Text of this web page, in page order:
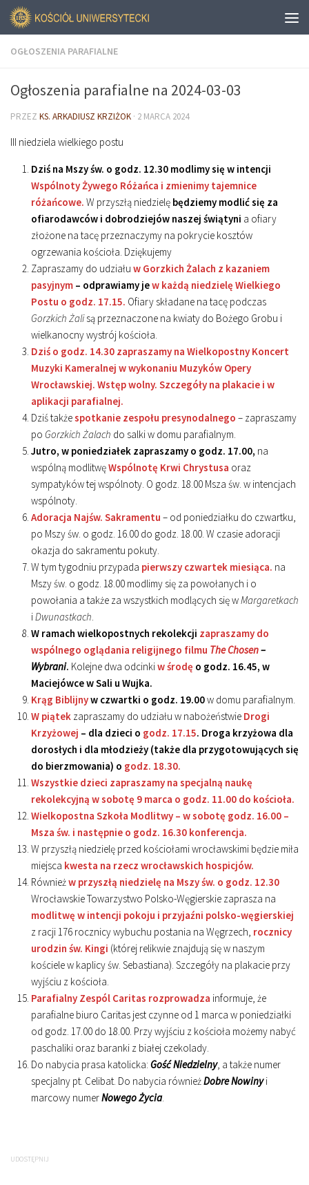
OGŁOSZENIA PARAFIALNE
Ogłoszenia parafialne na 2024-03-03
PRZEZ KS. ARKADIUSZ KRZIŻOK · 2 MARCA 2024
III niedziela wielkiego postu
Dziś na Mszy św. o godz. 12.30 modlimy się w intencji
Wspólnoty Żywego Różańca i zmienimy tajemnice
różańcowe. W przyszłą niedzielę będziemy modlić się za
ofiarodawców i dobrodziejów naszej świątyni a ofiary
złożone na tacę przeznaczymy na pokrycie kosztów
ogrzewania kościoła. Dziękujemy
Zapraszamy do udziału w Gorzkich Żalach z kazaniem
pasyjnym – odprawiamy jew każdą niedzielę Wielkiego
Postu o godz. 17.15. Ofiary składane na tacę podczas
Gorzkich Żalisą przeznaczone na kwiaty do Bożego Grobu i
wielkanocny wystrój kościoła.
Dziś o godz. 14.30 zapraszamy na Wielkopostny Koncert
Muzyki Kameralnej w wykonaniu Muzyków Opery
Wrocławskiej. Wstęp wolny. Szczegóły na plakacie i w
aplikacji parafialnej.
Dziś takżespotkanie zespołu presynodalnego – zapraszamy
po Gorzkich Żalach do salki w domu parafialnym.
Jutro, w poniedziałek zapraszamy o godz. 17.00, na
wspólną modlitwęWspólnotę Krwi Chrystusa oraz
sympatyków tej wspólnoty. O godz. 18.00 Msza św. w intencjach
wspólnoty.
Adoracja Najśw. Sakramentu – od poniedziałku do czwartku,
po Mszy św. o godz. 16.00 do godz. 18.00. W czasie adoracji
okazja do sakramentu pokuty.
W tym tygodniu przypada pierwszy czwartek miesiąca. na
Mszy św. o godz. 18.00 modlimy się za powołanych i o
powołania a także za wszystkich modlących się wMargaretkach
iDwunastkach.
W ramach wielkopostnych rekolekcji zapraszamy do
wspólnego oglądania religijnego filmu The Chosen–
Wybrani. Kolejne dwa odcinkiw środę o godz. 16.45, w
Maciejówce w Sali u Wujka.
Krąg Biblijnyw czwartki o godz. 19.00w domu parafialnym.
W piątek zapraszamy do udziału w nabożeństwie Drogi
Krzyżowej – dla dzieci o godz. 17.15. Droga krzyżowa dla
dorosłych i dla młodzieży (także dla przygotowujących się
do bierzmowania) o godz. 18.30.
Wszystkie dzieci zapraszamy na specjalną naukę
rekolekcyjną w sobotę 9 marca o godz. 11.00 do kościoła.
Wielkopostna Szkoła Modlitwy – w sobotę godz. 16.00 –
Msza św. i następnie o godz. 16.30 konferencja.
W przyszłą niedzielę przed kościołami wrocławskimi będzie miła
miejsca kwesta na rzecz wrocławskich hospicjów.
Równieżw przyszłą niedzielę na Mszy św. o godz. 12.30
Wrocławskie Towarzystwo Polsko-Węgierskie zaprasza na
modlitwę w intencji pokoju i przyjaźni polsko-węgierskiej
z racji 176 rocznicy wybuchu postania na Węgrzech, rocznicy
urodzin św. Kingi (której relikwie znajdują się w naszym
kościele w kaplicy św. Sebastiana). Szczegóły na plakacie przy
wyjściu z kościoła.
Parafialny Zespól Caritas rozprowadza informuje, że
parafialne biuro Caritas jest czynne od 1 marca w poniedziałki
od godz. 17.00 do 18.00. Przy wyjściu z kościoła możemy nabyć
paschaliki oraz baranki z białej czekolady.
Do nabycia prasa katolicka: Gość Niedzielny, a także numer
specjalny pt. Celibat. Do nabycia równieżDobre Nowinyi
marcowy numerNowego Życia.
UDOSTĘPNIJ